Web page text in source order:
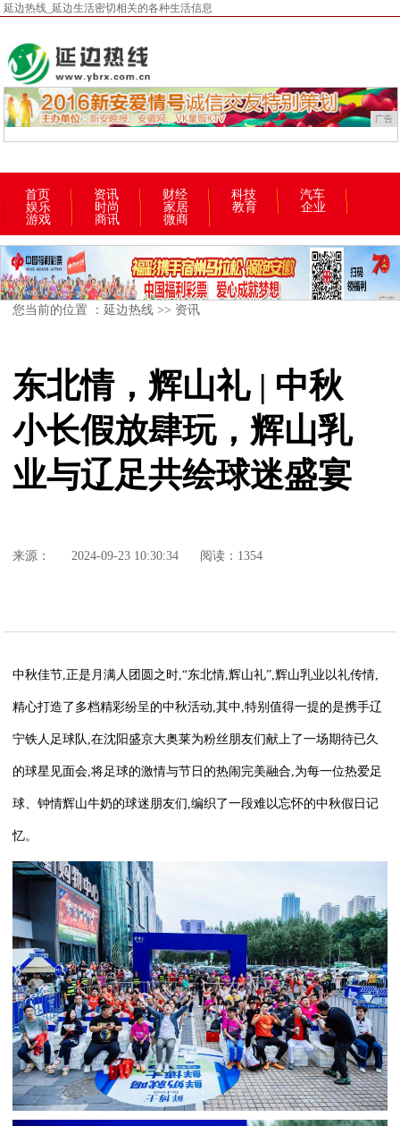
延边热线_延边生活密切相关的各种生活信息
广告
首页 资讯 财经 科技
汽车
娱乐
时尚 家居 教育
企业
游戏
商讯 微商
广告
您当前的位置 ： 延边热线 >> 资讯
东北情，辉山礼 | 中秋
小长假放肆玩，辉山乳
业与辽足共绘球迷盛宴
来源： 2024-09-23 10:30:34 阅读：1354
中秋佳节,正是月满人团圆之时,“东北情,辉山礼”,辉山乳业以礼传情,
精心打造了多档精彩纷呈的中秋活动,其中,特别值得一提的是携手辽
宁铁人足球队,在沈阳盛京大奥莱为粉丝朋友们献上了一场期待已久
的球星见面会,将足球的激情与节日的热闹完美融合,为每一位热爱足
球、钟情辉山牛奶的球迷朋友们,编织了一段难以忘怀的中秋假日记
忆。